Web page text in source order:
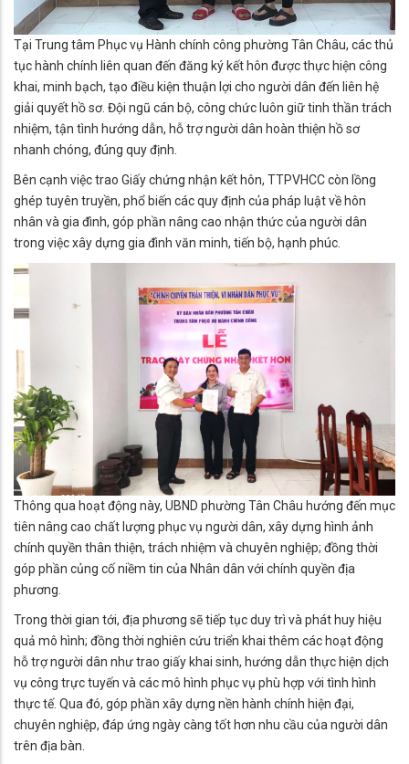
Tại Trung tâm Phục vụ Hành chính công phường Tân Châu, các thủ
tục hành chính liên quan đến đăng ký kết hôn được thực hiện công
khai, minh bạch, tạo điều kiện thuận lợi cho người dân đến liên hệ
giải quyết hồ sơ. Đội ngũ cán bộ, công chức luôn giữ tinh thần trách
nhiệm, tận tình hướng dẫn, hỗ trợ người dân hoàn thiện hồ sơ
nhanh chóng, đúng quy định.
Bên cạnh việc trao Giấy chứng nhận kết hôn, TTPVHCC còn lồng
ghép tuyên truyền, phổ biến các quy định của pháp luật về hôn
nhân và gia đình, góp phần nâng cao nhận thức của người dân
trong việc xây dựng gia đình văn minh, tiến bộ, hạnh phúc.
Thông qua hoạt động này, UBND phường Tân Châu hướng đến mục
tiên nâng cao chất lượng phục vụ người dân, xây dựng hình ảnh
chính quyền thân thiện, trách nhiệm và chuyên nghiệp; đồng thời
góp phần củng cố niềm tin của Nhân dân với chính quyền địa
phương.
Trong thời gian tới, địa phương sẽ tiếp tục duy trì và phát huy hiệu
quả mô hình; đồng thời nghiên cứu triển khai thêm các hoạt động
hỗ trợ người dân như trao giấy khai sinh, hướng dẫn thực hiện dịch
vụ công trực tuyến và các mô hình phục vụ phù hợp với tình hình
thực tế. Qua đó, góp phần xây dựng nền hành chính hiện đại,
chuyên nghiệp, đáp ứng ngày càng tốt hơn nhu cầu của người dân
trên địa bàn.